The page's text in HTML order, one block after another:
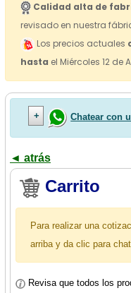
Calidad alta de
revisado en nuestra
Los precios actuales
hasta el Miércoles 12 de
Chatear con
◄ atrás
Carrito
Para realizar una
arriba y da clic para
Revisa que todos los